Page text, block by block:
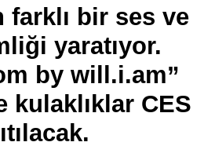
bir ses ve
yaratıyor.
by will.i.am”
kulaklıklar CES